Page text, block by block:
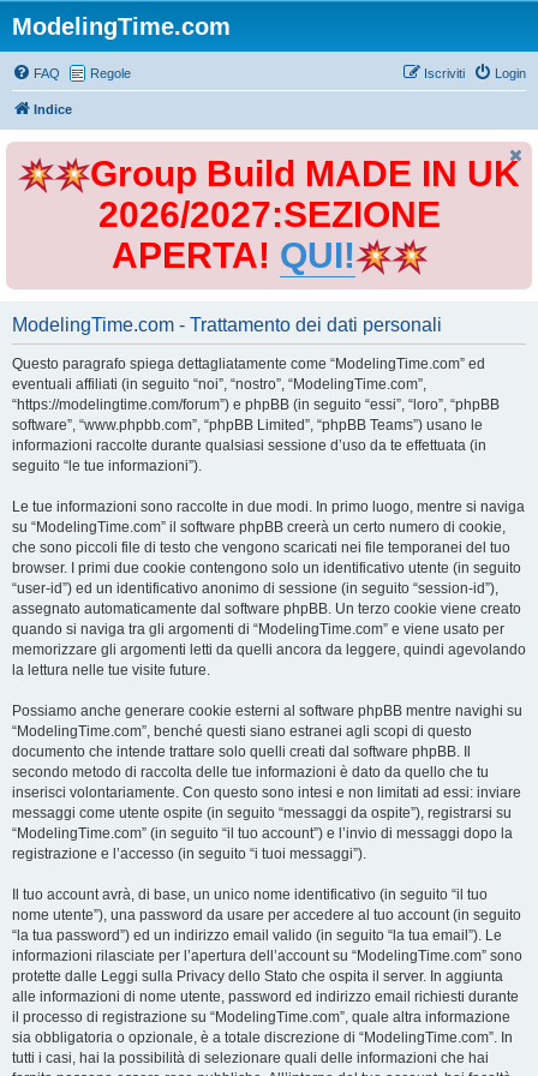
ModelingTime.com
FAQ Regole Login
Iscriviti
Indice
Group Build MADE IN UK
2026/2027:SEZIONE
APERTA! QUI!
ModelingTime.com - Trattamento dei dati personali
Questo paragrafo spiega dettagliatamente come “ModelingTime.com” ed
eventuali affiliati (in seguito “noi”, “nostro”, “ModelingTime.com”,
“https://modelingtime.com/forum”) e phpBB (in seguito “essi”, “loro”, “phpBB
software”, “www.phpbb.com”, “phpBB Limited”, “phpBB Teams”) usano le
informazioni raccolte durante qualsiasi sessione d’uso da te effettuata (in
seguito “le tue informazioni”).
Le tue informazioni sono raccolte in due modi. In primo luogo, mentre si naviga
su “ModelingTime.com” il software phpBB creerà un certo numero di cookie,
che sono piccoli file di testo che vengono scaricati nei file temporanei del tuo
browser. I primi due cookie contengono solo un identificativo utente (in seguito
“user-id”) ed un identificativo anonimo di sessione (in seguito “session-id”),
assegnato automaticamente dal software phpBB. Un terzo cookie viene creato
quando si naviga tra gli argomenti di “ModelingTime.com” e viene usato per
memorizzare gli argomenti letti da quelli ancora da leggere, quindi agevolando
la lettura nelle tue visite future.
Possiamo anche generare cookie esterni al software phpBB mentre navighi su
“ModelingTime.com”, benché questi siano estranei agli scopi di questo
documento che intende trattare solo quelli creati dal software phpBB. Il
secondo metodo di raccolta delle tue informazioni è dato da quello che tu
inserisci volontariamente. Con questo sono intesi e non limitati ad essi: inviare
messaggi come utente ospite (in seguito “messaggi da ospite”), registrarsi su
“ModelingTime.com” (in seguito “il tuo account”) e l’invio di messaggi dopo la
registrazione e l’accesso (in seguito “i tuoi messaggi”).
Il tuo account avrà, di base, un unico nome identificativo (in seguito “il tuo
nome utente”), una password da usare per accedere al tuo account (in seguito
“la tua password”) ed un indirizzo email valido (in seguito “la tua email”). Le
informazioni rilasciate per l’apertura dell’account su “ModelingTime.com” sono
protette dalle Leggi sulla Privacy dello Stato che ospita il server. In aggiunta
alle informazioni di nome utente, password ed indirizzo email richiesti durante
il processo di registrazione su “ModelingTime.com”, quale altra informazione
sia obbligatoria o opzionale, è a totale discrezione di “ModelingTime.com”. In
tutti i casi, hai la possibilità di selezionare quali delle informazioni che hai